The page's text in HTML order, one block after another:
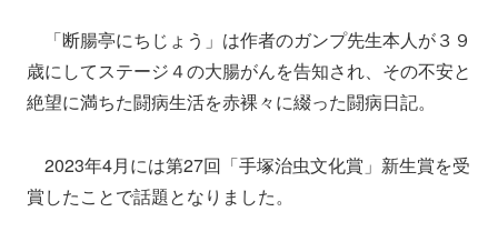
「断腸亭にちじょう」は作者のガンプ先生本人が３９
歳にしてステージ４の大腸がんを告知され、その不安と
絶望に満ちた闘病生活を赤裸々に綴った闘病日記。
2023年4月には第27回「手塚治虫文化賞」新生賞を受
賞したことで話題となりました。